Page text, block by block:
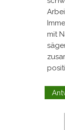
mit